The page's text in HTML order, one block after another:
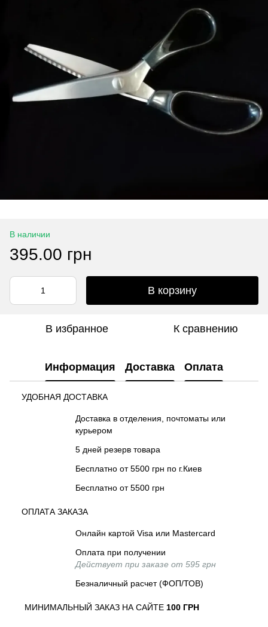
В наличии
395.00 грн
В корзину
В избранное К сравнению
Информация Доставка Оплата
УДОБНАЯ ДОСТАВКА
Доставка в отделения, почтоматы или
курьером
5 дней резерв товара
Бесплатно от 5500 грн по г.Киев
Бесплатно от 5500 грн
ОПЛАТА ЗАКАЗА
Онлайн картой Visa или Mastercard
Оплата при получении
Действует при заказе от 595 грн
Безналичный расчет (ФОП/ТОВ)
МИНИМАЛЬНЫЙ ЗАКАЗ НА САЙТЕ 100 ГРН